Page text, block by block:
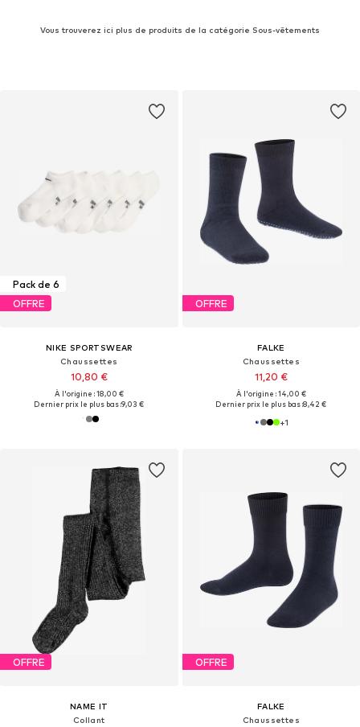
Vous trouverez ici plus de produits de la catégorie Sous-vêtements
Pack de 6
OFFRE
NIKE SPORTSWEAR
Chaussettes
10,80 €
À l'origine : 18,00 €
Dernier prix le plus bas :9,03 €
OFFRE
FALKE
Chaussettes
11,20 €
À l'origine : 14,00 €
Dernier prix le plus bas :8,42 €
+1
OFFRE
NAME IT
Collant
OFFRE
FALKE
Chaussettes